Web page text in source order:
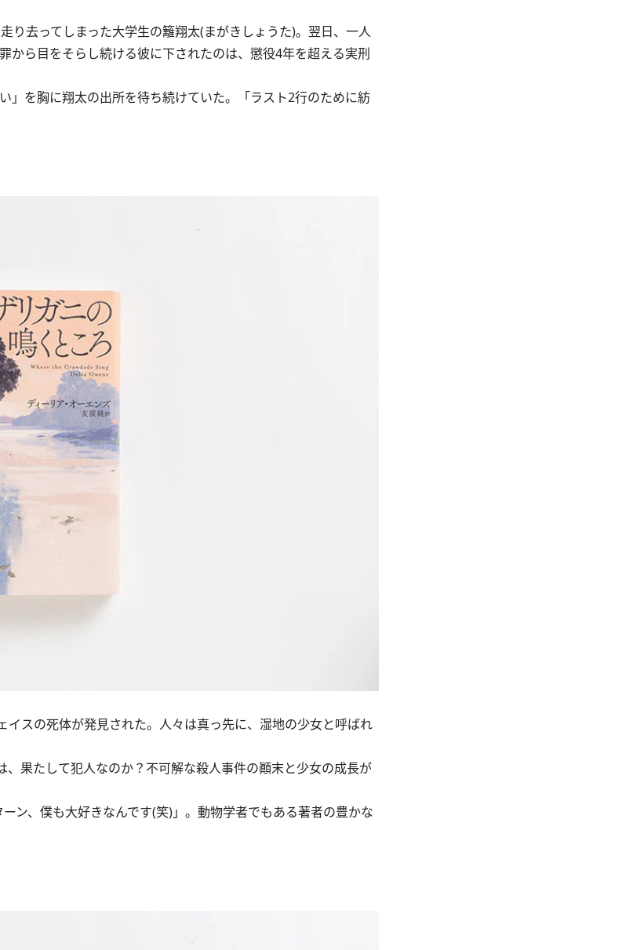
去ってしまった大学生の籬翔太(まがきしょうた)。翌日、一人
から目をそらし続ける彼に下されたのは、懲役4年を超える実刑
を胸に翔太の出所を待ち続けていた。「ラスト2行のために紡
スの死体が発見された。人々は真っ先に、湿地の少女と呼ばれ
果たして犯人なのか？不可解な殺人事件の顚末と少女の成長が
ン、僕も大好きなんです(笑)」。動物学者でもある著者の豊かな